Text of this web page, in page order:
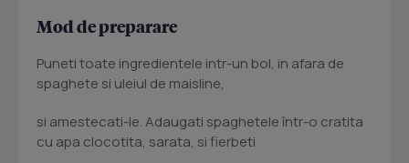
Mod de preparare
Puneti toate ingredientele intr-un bol, in afara de
spaghete si uleiul de maisline,
si amestecati-le. Adaugati spaghetele într-o cratita
cu apa clocotita, sarata, si fierbeti